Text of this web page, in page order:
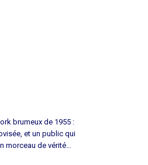
brumeux de 1955 :
et un public qui
morceau de vérité…